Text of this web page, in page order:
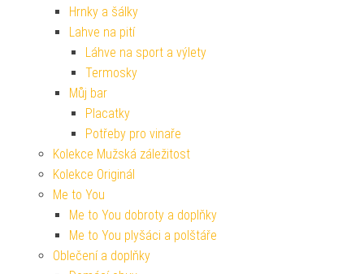
Hrnky a šálky
Lahve na pití
Láhve na sport a výlety
Termosky
Můj bar
Placatky
Potřeby pro vinaře
Kolekce Mužská záležitost
Kolekce Originál
Me to You
Me to You dobroty a doplňky
Me to You plyšáci a polštáře
Oblečení a doplňky